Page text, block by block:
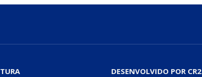
DESENVOLVIDO POR CR2